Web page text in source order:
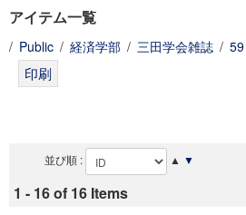
科学研究費補助金研究成果報告書
慶應義塾大学グローバルCOEプ
アイテム一覧
/ Public / 経済学部 / 三田学会雑誌 /
並び順 : ▲ ▼
1 - 16 of 16 Items